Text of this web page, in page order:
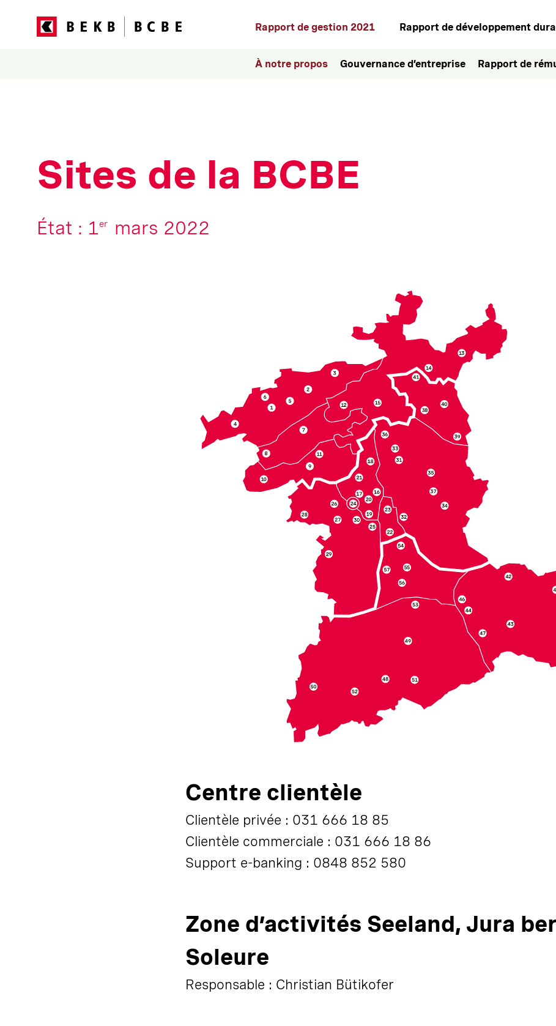
Rapport de gestion 2021
À notre propos Gouvernance d’entreprise Rapport de
Rapport de développement
Sites de la BCBE
État : 1er mars 2022
Centre clientèle
Clientèle privée : 031 666 18 85
Clientèle commerciale : 031 666 18 86
Support e-banking : 0848 852 580
Zone d’activités Seeland, Jura
Soleure
Responsable : Christian Bütikofer